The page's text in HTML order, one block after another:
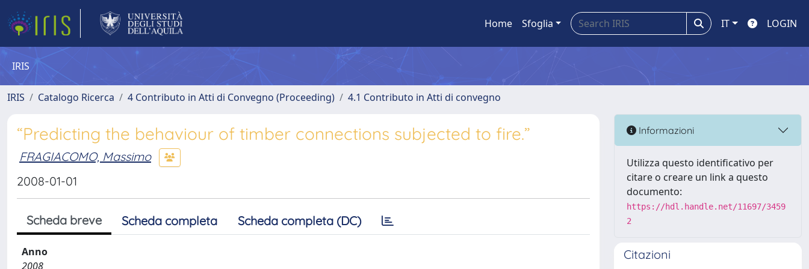
Home Sfoglia IT LOGIN
IRIS
IRIS Catalogo Ricerca 4 Contributo in Atti di Convegno (Proceeding) 4.1 Contributo in Atti di convegno
“Predicting the behaviour of timber connections subjected to fire.”
FRAGIACOMO, Massimo
2008-01-01
Scheda breve Scheda completa Scheda completa (DC)
Anno
2008
Informazioni
Utilizza questo identificativo per
citare o creare un link a questo
documento:
https://hdl.handle.net/11697/3459
2
Citazioni